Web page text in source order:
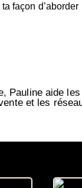
façon
Pauline aide
et les